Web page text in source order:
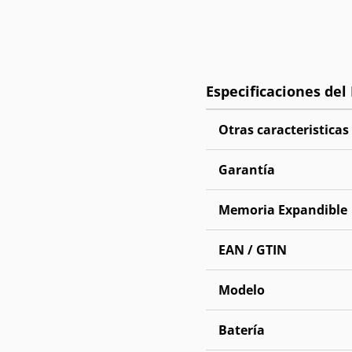
Otras caracteristicas
Garantía
Memoria Expandible
EAN / GTIN
Modelo
Batería